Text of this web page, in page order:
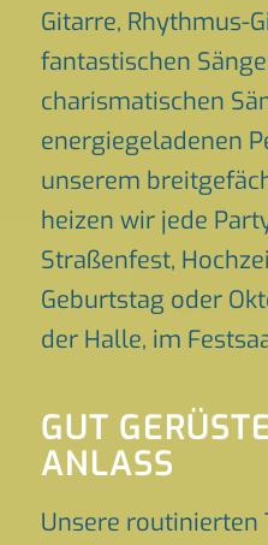
Gitarre, Rhythmus-
fantastischen
charismatischen
energiegeladenen
unserem
heizen wir jede
Straßenfest,
Geburtstag oder
der Halle, im
GUT
ANLASS
Unsere routinierten